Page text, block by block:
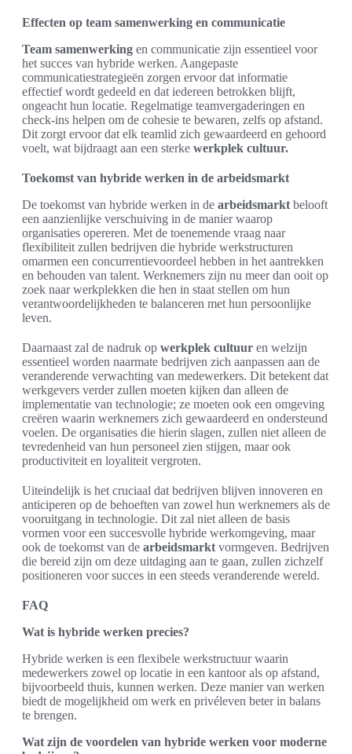
Effecten op team samenwerking en communicatie
Team samenwerking en communicatie zijn essentieel voor
het succes van hybride werken. Aangepaste
communicatiestrategieën zorgen ervoor dat informatie
effectief wordt gedeeld en dat iedereen betrokken blijft,
ongeacht hun locatie. Regelmatige teamvergaderingen en
check-ins helpen om de cohesie te bewaren, zelfs op afstand.
Dit zorgt ervoor dat elk teamlid zich gewaardeerd en gehoord
voelt, wat bijdraagt aan een sterke werkplek cultuur.
Toekomst van hybride werken in de arbeidsmarkt
De toekomst van hybride werken in de arbeidsmarkt belooft
een aanzienlijke verschuiving in de manier waarop
organisaties opereren. Met de toenemende vraag naar
flexibiliteit zullen bedrijven die hybride werkstructuren
omarmen een concurrentievoordeel hebben in het aantrekken
en behouden van talent. Werknemers zijn nu meer dan ooit op
zoek naar werkplekken die hen in staat stellen om hun
verantwoordelijkheden te balanceren met hun persoonlijke
leven.
Daarnaast zal de nadruk op werkplek cultuur en welzijn
essentieel worden naarmate bedrijven zich aanpassen aan de
veranderende verwachting van medewerkers. Dit betekent dat
werkgevers verder zullen moeten kijken dan alleen de
implementatie van technologie; ze moeten ook een omgeving
creëren waarin werknemers zich gewaardeerd en ondersteund
voelen. De organisaties die hierin slagen, zullen niet alleen de
tevredenheid van hun personeel zien stijgen, maar ook
productiviteit en loyaliteit vergroten.
Uiteindelijk is het cruciaal dat bedrijven blijven innoveren en
anticiperen op de behoeften van zowel hun werknemers als de
vooruitgang in technologie. Dit zal niet alleen de basis
vormen voor een succesvolle hybride werkomgeving, maar
ook de toekomst van de arbeidsmarkt vormgeven. Bedrijven
die bereid zijn om deze uitdaging aan te gaan, zullen zichzelf
positioneren voor succes in een steeds veranderende wereld.
FAQ
Wat is hybride werken precies?
Hybride werken is een flexibele werkstructuur waarin
medewerkers zowel op locatie in een kantoor als op afstand,
bijvoorbeeld thuis, kunnen werken. Deze manier van werken
biedt de mogelijkheid om werk en privéleven beter in balans
te brengen.
Wat zijn de voordelen van hybride werken voor moderne